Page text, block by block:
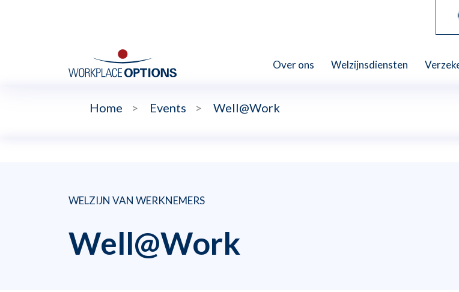
Over ons Welzijnsdiensten
Home > Events > Well@Work
WELZIJN VAN WERKNEMERS
Well@Work